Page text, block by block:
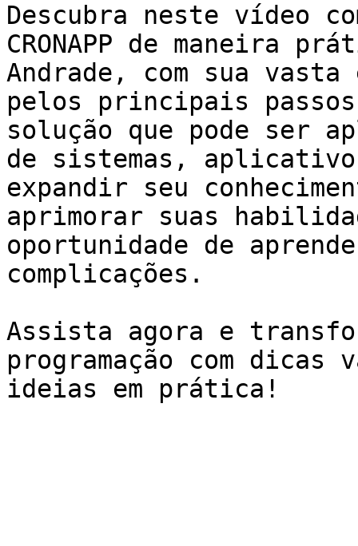
Descubra neste vídeo
CRONAPP de maneira
Andrade, com sua
pelos principais passos
solução que pode ser
de sistemas,
expandir seu
aprimorar suas
oportunidade de
complicações.
Assista agora e
programação com
ideias em prática!